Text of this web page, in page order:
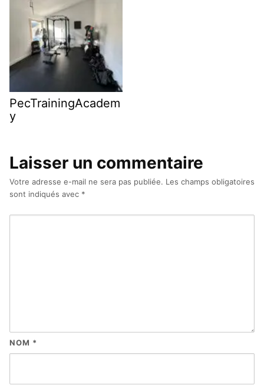
PecTrainingAcadem
y
Laisser un commentaire
Votre adresse e-mail ne sera pas publiée. Les champs obligatoires
sont indiqués avec *
NOM *